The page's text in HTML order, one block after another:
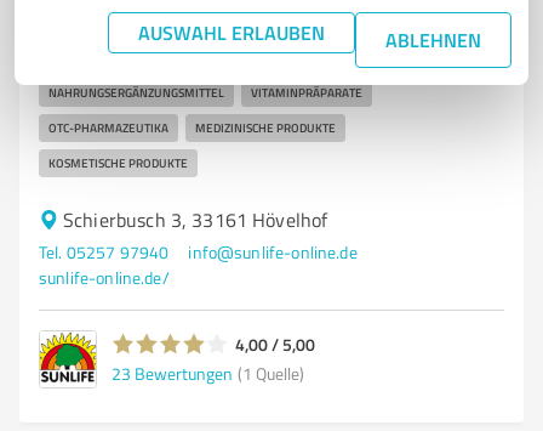
AUSWAHL ERLAUBEN ABLEHNEN
SUNLIFE® – Ihr Partner für innovative
Nahrungsergänzungsmittel und mehr!
NAHRUNGSERGÄNZUNGSMITTEL VITAMINPRÄPARATE
OTC-PHARMAZEUTIKA MEDIZINISCHE PRODUKTE
KOSMETISCHE PRODUKTE
Schierbusch 3, 33161 Hövelhof
Tel. 05257 97940
info@sunlife-online.de
sunlife-online.de/
4,00 / 5,00
23 Bewertungen (1 Quelle)